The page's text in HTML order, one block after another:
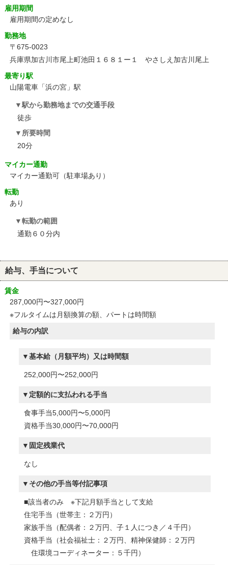
雇用期間
雇用期間の定めなし
勤務地
〒675-0023
兵庫県加古川市尾上町池田１６８１ー１ やさしえ加古川尾上
最寄り駅
山陽電車「浜の宮」駅
駅から勤務地までの交通手段
徒歩
所要時間
20分
マイカー通勤
マイカー通勤可（駐車場あり）
転勤
あり
転勤の範囲
通勤６０分内
給与、手当について
賃金
287,000円〜327,000円
※フルタイムは月額換算の額、パートは時間額
給与の内訳
基本給（月額平均）又は時間額
252,000円〜252,000円
定額的に支払われる手当
食事手当5,000円〜5,000円
資格手当30,000円〜70,000円
固定残業代
なし
その他の手当等付記事項
■該当者のみ ※下記月額手当として支給
住宅手当（世帯主：２万円）
家族手当（配偶者：２万円、子１人につき／４千円）
資格手当（社会福祉士：２万円、精神保健師：２万円
住環境コーディネーター：５千円）